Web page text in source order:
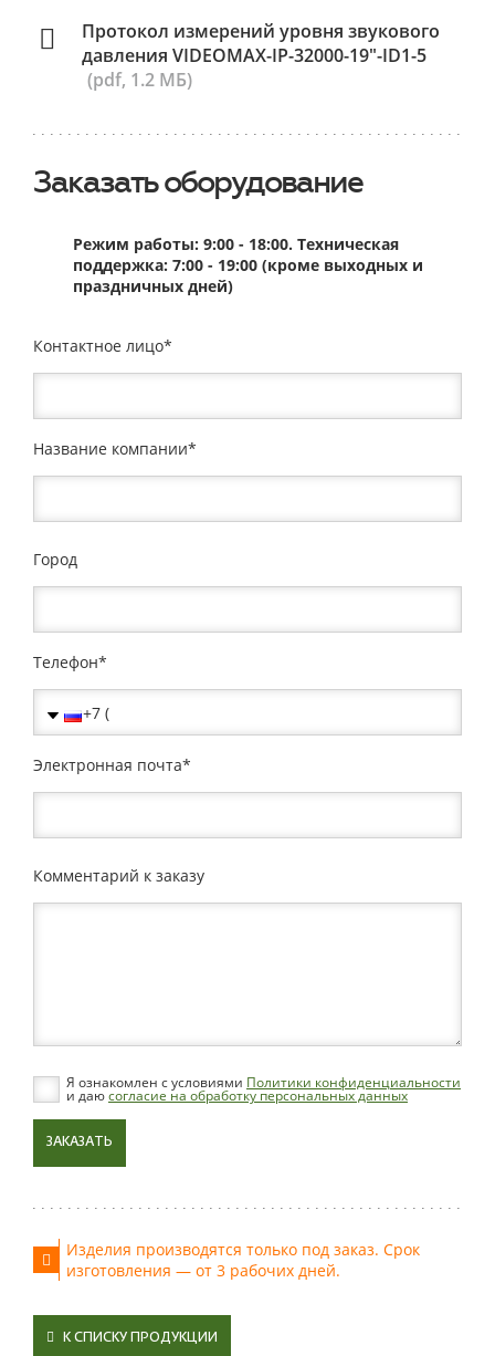
Протокол измерений уровня звукового
давления VIDEOMAX-IP-32000-19"-ID1-5
(pdf, 1.2 МБ)
Заказать оборудование
Режим работы: 9:00 - 18:00. Техническая
поддержка: 7:00 - 19:00 (кроме выходных и
праздничных дней)
Контактное лицо
Название компании
Город
Телефон
Электронная почта
Комментарий к заказу
Я ознакомлен с условиями Политики конфиденциальности
и даюсогласие на обработку персональных данных
ЗАКАЗАТЬ
Изделия производятся только под заказ. Срок
изготовления — от 3 рабочих дней.
К СПИСКУ ПРОДУКЦИИ